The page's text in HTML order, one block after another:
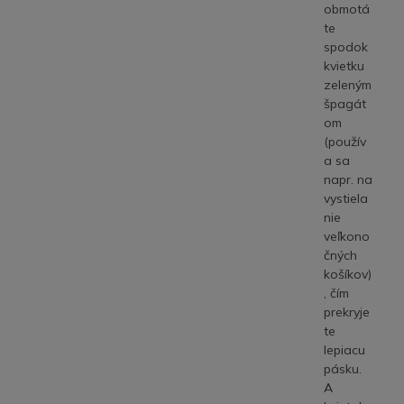
obmotá
te
spodok
kvietku
zeleným
špagát
om
(použív
a sa
napr. na
vystiela
nie
veľkono
čných
košíkov)
, čím
prekryje
te
lepiacu
pásku.
A